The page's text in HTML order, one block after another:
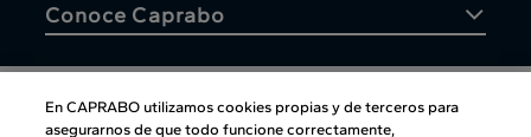
Conoce Caprabo
En CAPRABO utilizamos cookies propias y de terceros para
asegurarnos de que todo funcione correctamente,